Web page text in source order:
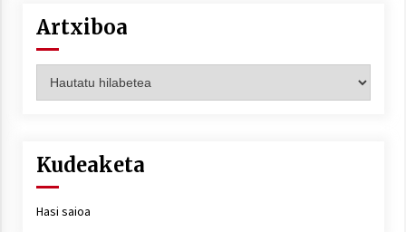
Artxiboa
Kudeaketa
Hasi saioa